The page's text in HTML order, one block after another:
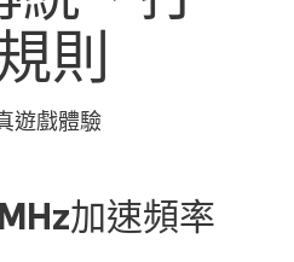
則
遊戲體驗
加速頻率